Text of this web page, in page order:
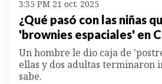
3:35 PM 21 oct. 2025
¿Qué pasó con las niñas
'brownies espaciales' en
Un hombre le dio caja de
ellas y dos adultas terminaron
sabe.